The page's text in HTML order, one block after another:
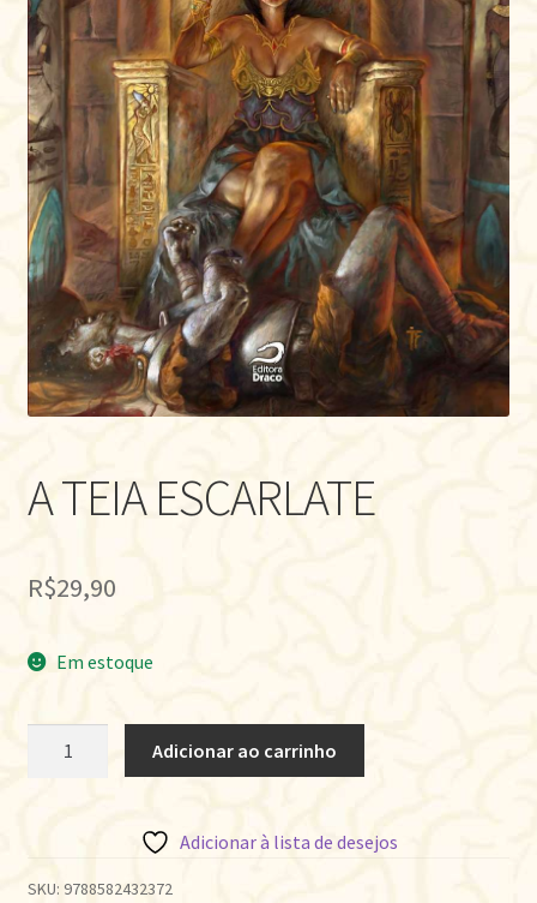
A TEIA ESCARLATE
R$29,90
Em estoque
Adicionar ao carrinho
Adicionar à lista de desejos
SKU: 9788582432372